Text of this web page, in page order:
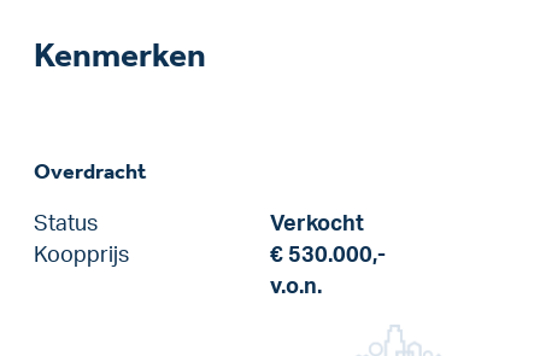
Kenmerken
Overdracht
Status
Verkocht
Koopprijs
€ 530.000,-
v.o.n.